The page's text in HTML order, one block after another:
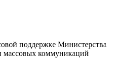
поддержке Министерства
массовых коммуникаций